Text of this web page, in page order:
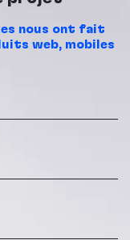
nous ont fait
web, mobiles